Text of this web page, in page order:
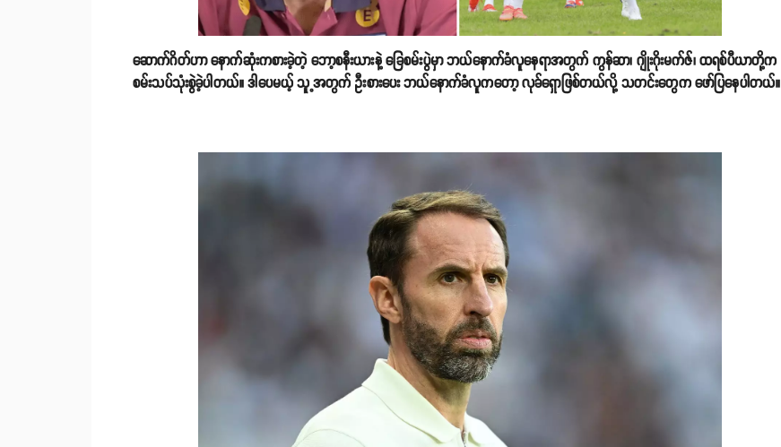
ဆောက်ဂိတ်ဟာ နောက်ဆုံးကစားခဲ့တဲ့ ဘော့စနီးယားနဲ့ ခြေစမ်းပွဲမှာ ဘယ်နောက်ခံလူနေရာအတွက် ကွန်ဆာ၊ ဂျိုးဂိုးမက်ဇ်၊ ထရစ်ပီယာတို့က
စမ်းသပ်သုံးစွဲခဲ့ပါတယ်။ ဒါပေမယ့် သူ့အတွက် ဦးစားပေး ဘယ်နောက်ခံလူကတော့ လုခ်ရှောဖြစ်တယ်လို့ သတင်းတွေက ဖော်ပြနေပါတယ်။